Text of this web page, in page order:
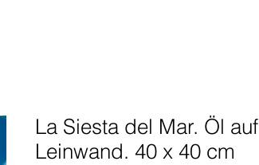
La Siesta del Mar. Öl auf
Leinwand. 40 x 40 cm